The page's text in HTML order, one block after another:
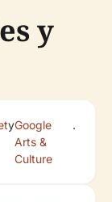
y
yGoogle
Arts &
Culture
.